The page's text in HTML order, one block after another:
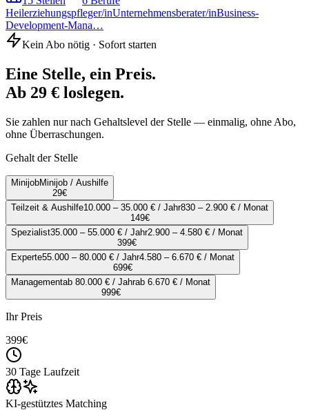
Heilerziehungspfleger/inUnternehmensberater/inBusiness-
Development-Mana…
Kein Abo nötig · Sofort starten
Eine Stelle, ein Preis.
Ab 29 € loslegen.
Sie zahlen nur nach Gehaltslevel der Stelle — einmalig, ohne Abo,
ohne Überraschungen.
Gehalt der Stelle
MinijobMinijob / Aushilfe
29€
Teilzeit & Aushilfe10.000 – 35.000 € / Jahr830 – 2.900 € / Monat
149€
Spezialist35.000 – 55.000 € / Jahr2.900 – 4.580 € / Monat
399€
Experte55.000 – 80.000 € / Jahr4.580 – 6.670 € / Monat
699€
Managementab 80.000 € / Jahrab 6.670 € / Monat
999€
Ihr Preis
399€
30 Tage Laufzeit
KI-gestütztes Matching